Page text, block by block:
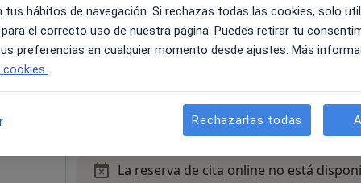
La reserva de cita online no está
tus hábitos de navegación. Si rechazas todas las cookies, solo
el correcto uso de nuestra página. Puedes retirar tu
preferencias en cualquier momento desde ajustes. Más
Rechazarlas todas